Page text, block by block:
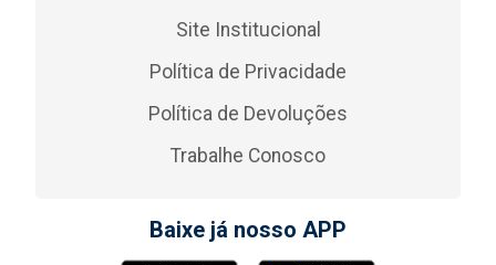
Site Institucional
Política de Privacidade
Política de Devoluções
Trabalhe Conosco
Baixe já nosso APP